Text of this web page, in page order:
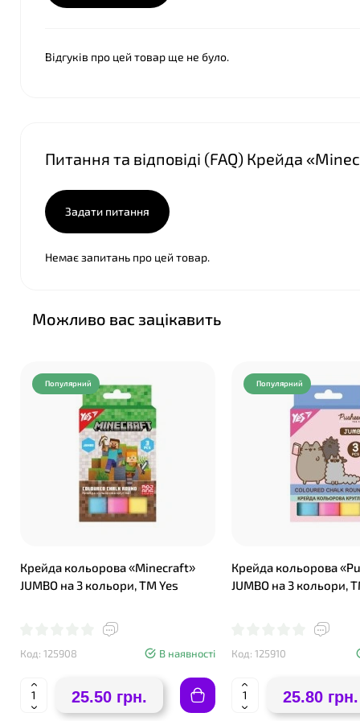
Відгуків про цей товар ще не було.
Питання та відповіді (FAQ) Крейда
Задати питання
Немає запитань про цей товар.
Можливо вас зацікавить
Популярний
Крейда кольорова «Minecraft»
JUMBO на 3 кольори, ТМ Yes
Код: 125908 В наявності
25.50 грн.
Популярний
Крейда кольорова
JUMBO на 3 кольори,
Код: 125910
25.80 грн.